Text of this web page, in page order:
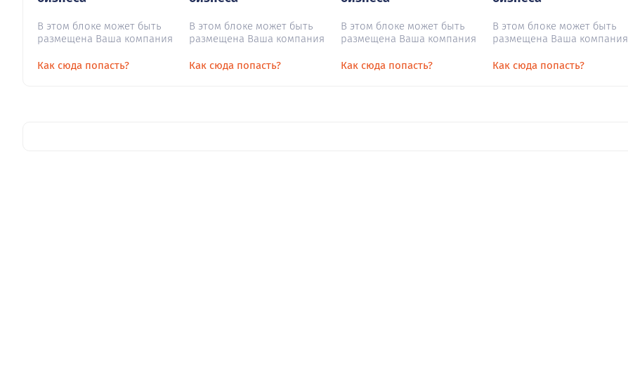
В этом блоке может быть
размещена Ваша компания
Как сюда попасть?
В этом блоке может быть
размещена Ваша компания
Как сюда попасть?
В этом блоке может быть
размещена Ваша компания
Как сюда попасть?
В этом блоке может быть
размещена Ваша компания
Как сюда попасть?